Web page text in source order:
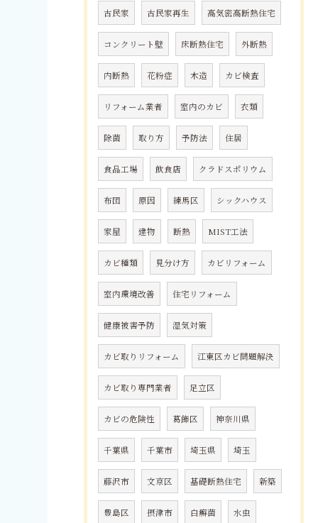
古民家 古民家再生 高気密高断熱住宅
コンクリート壁 床断熱住宅 外断熱
内断熱 花粉症 木造 カビ検査
リフォーム業者 室内のカビ 衣類
除菌 取り方 予防法 住居
食品工場 飲食店 クラドスポリウム
布団 原因 練馬区 シックハウス
家屋 建物 断熱 MIST工法
カビ種類 見分け方 カビリフォーム
室内環境改善 住宅リフォーム
健康被害予防 湿気対策
カビ取りリフォーム 江東区カビ問題解決
カビ取り専門業者 足立区
カビの危険性 葛飾区 神奈川県
千葉県 千葉市 埼玉県 埼玉
藤沢市 文京区 基礎断熱住宅 新築
豊島区 摂津市 白癬菌 水虫